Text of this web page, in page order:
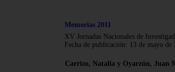
Memorias 2011
XV Jornadas Nacionales de
Fecha de publicación: 13 de mayo de
Carrizo, Natalia y Oyarzún, Juan